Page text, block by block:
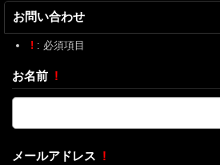
お問い合わせ
! : 必須項目
お名前 !
メールアドレス !